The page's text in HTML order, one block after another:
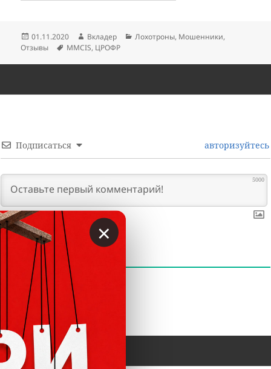
Опубликовано
01.11.2020 Автор
Вкладер Рубрики
Лохотроны, Мошенники,
Отзывы
Метки
MMCIS, ЦРОФР
Подписаться авторизуйтесь
5000
КОММЕНТАРИИ
×